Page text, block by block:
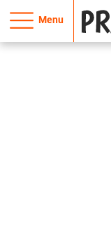
Menu